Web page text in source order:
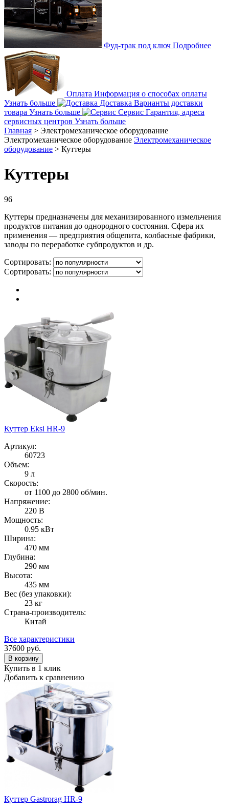
Фуд-трак под ключ Подробнее
Оплата Информация о способах оплаты
Узнать больше
Доставка Варианты доставки
товара Узнать больше Сервис Гарантия, адреса
сервисных центров Узнать больше
Главная > Электромеханическое оборудование
Электромеханическое оборудование Электромеханическое
оборудование > Куттеры
Куттеры
96
Куттеры предназначены для механизированного измельчения
продуктов питания до однородного состояния. Сфера их
применения — предприятия общепита, колбасные фабрики,
заводы по переработке субпродуктов и др.
Сортировать:
Сортировать:
Куттер Eksi HR-9
Артикул:
60723
Объем:
9 л
Скорость:
от 1100 до 2800 об/мин.
Напряжение:
220 В
Мощность:
0.95 кВт
Ширина:
470 мм
Глубина:
290 мм
Высота:
435 мм
Вес (без упаковки):
23 кг
Страна-производитель:
Китай
Все характеристики
37600 руб.
В корзину
Купить в 1 клик
Добавить к сравнению
Куттер Gastrorag HR-9